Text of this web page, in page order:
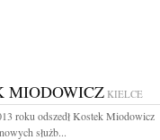
MIODOWICZ KIELCE
roku odszedł Kostek Miodowicz
służb...